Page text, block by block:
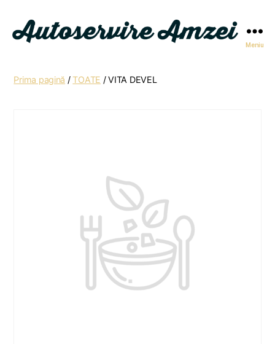
Meniu
Prima pagină /TOATE / VITA DEVEL